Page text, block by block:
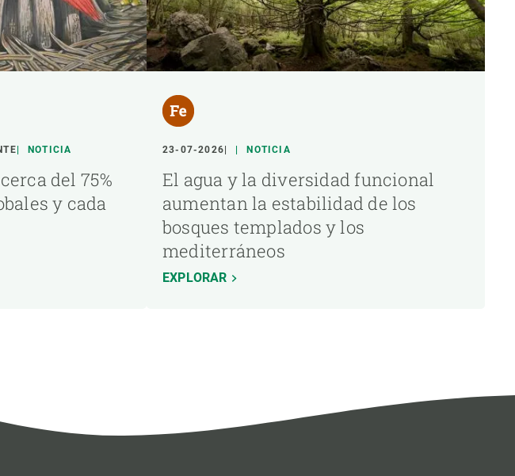
NOTICIA
del 75%
y cada
23-07-2026 NOTICIA
El agua y la diversidad funcional
aumentan la estabilidad de los
bosques templados y los
mediterráneos
EXPLORAR